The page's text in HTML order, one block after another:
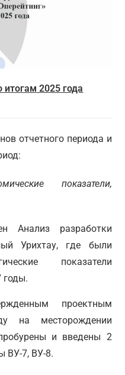
итогам 2025 года
отчетного периода и
показатели,
Анализ разработки
Урихтау, где были
показатели
годы.
проектным
на месторождении
и введены 2
ВУ-7, ВУ-8.